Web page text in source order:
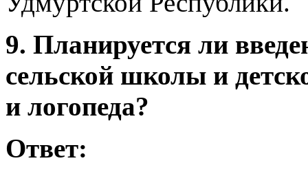
9. Планируется ли
сельской школы и
и логопеда?
Ответ: